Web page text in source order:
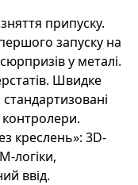
припуску.
запуску на
у металі.
Швидке
креслень»: 3D-
логіки,
ввід.